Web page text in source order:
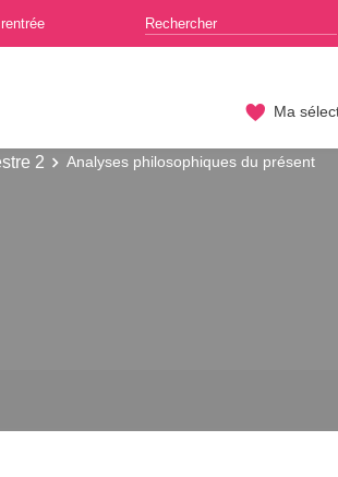
Ma
2 Analyses philosophiques du présent